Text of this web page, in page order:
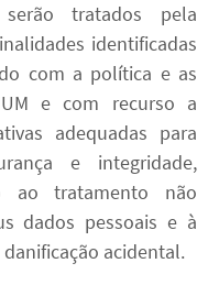
tratados pela
identificadas
com a política e as
e com recurso a
adequadas para
e integridade,
ao tratamento não
dados pessoais e à
acidental.